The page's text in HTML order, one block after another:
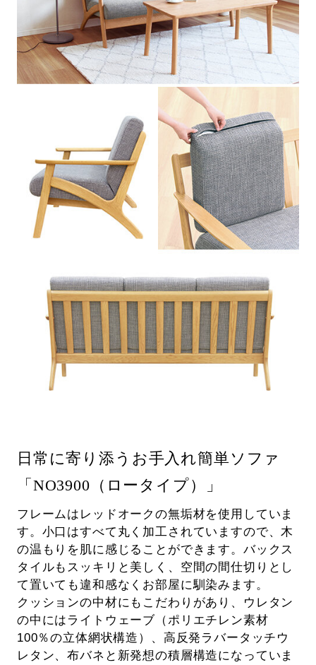
日常に寄り添うお手入れ簡単ソファ
「NO3900（ロータイプ）」
フレームはレッドオークの無垢材を使用していま
す。小口はすべて丸く加工されていますので、木
の温もりを肌に感じることができます。バックス
タイルもスッキリと美しく、空間の間仕切りとし
て置いても違和感なくお部屋に馴染みます。
クッションの中材にもこだわりがあり、ウレタン
の中にはライトウェーブ（ポリエチレン素材
100％の立体網状構造）、高反発ラバータッチウ
レタン、布バネと新発想の積層構造になっていま